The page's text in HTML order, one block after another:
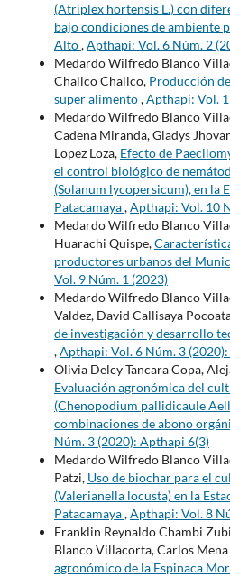
(Atriplex hortensis L.) con
bajo condiciones de ambiente
Alto,Apthapi: Vol. 6 Núm. 2
Medardo Wilfredo Blanco
Challco Challco, Producción
super alimento,Apthapi: Vol.
Medardo Wilfredo Blanco
Cadena Miranda, Gladys
Lopez Loza, Efecto de
el control biológico de
(Solanum lycopersicum), en la
Patacamaya,Apthapi: Vol. 10
Medardo Wilfredo Blanco
Huarachi Quispe,
productores urbanos del
Vol. 9 Núm. 1 (2023)
Medardo Wilfredo Blanco
Valdez, David Callisaya
de investigación y desarrollo
,Apthapi: Vol. 6 Núm. 3
Olivia Delcy Tancara Copa,
Evaluación agronómica del
(Chenopodium pallidicaule
combinaciones de abono
Núm. 3 (2020): Apthapi 6(3)
Medardo Wilfredo Blanco
Patzi, Uso de biochar para el
(Valerianella locusta) en la
Patacamaya,Apthapi: Vol. 8
Franklin Reynaldo Chambi
Blanco Villacorta, Carlos
agronómico de la Espinaca